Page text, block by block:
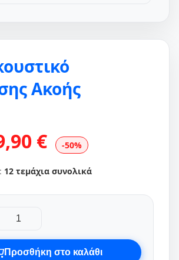
Ακοής
€ -50%
12 τεμάχια συνολικά
Προσθήκη στο καλάθι